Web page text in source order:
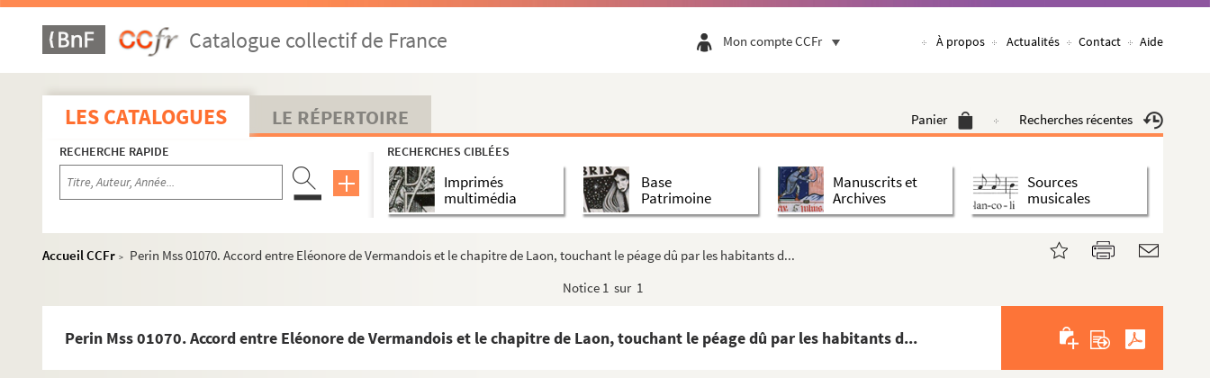
Catalogue collectif de France Mon compte CCFr À propos Actualités Contact Aide
LES CATALOGUES LE RÉPERTOIRE Panier Recherches récentes
RECHERCHE RAPIDE RECHERCHES CIBLÉES
Imprimés
multimédia
Base
Patrimoine
Manuscrits et
Archives
Sources
musicales
Accueil CCFr >
Perin Mss 01070. Accord entre Eléonore de Vermandois et le chapitre de Laon, touchant le péage dû par les habitants d...
Notice 1 sur 1
Perin Mss 01070. Accord entre Eléonore de Vermandois et le chapitre de Laon, touchant le péage dû par les habitants d...
Artemps
Athies
Aubenton
Audigny
Bancigny
Barizis-aux-Bois